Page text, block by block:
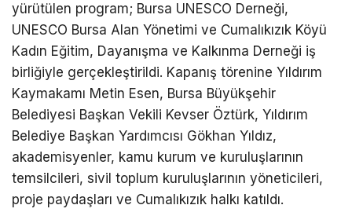
yürütülen program; Bursa UNESCO Derneği,
UNESCO Bursa Alan Yönetimi ve Cumalıkızık Köyü
Kadın Eğitim, Dayanışma ve Kalkınma Derneği iş
birliğiyle gerçekleştirildi. Kapanış törenine Yıldırım
Kaymakamı Metin Esen, Bursa Büyükşehir
Belediyesi Başkan Vekili Kevser Öztürk, Yıldırım
Belediye Başkan Yardımcısı Gökhan Yıldız,
akademisyenler, kamu kurum ve kuruluşlarının
temsilcileri, sivil toplum kuruluşlarının yöneticileri,
proje paydaşları ve Cumalıkızık halkı katıldı.